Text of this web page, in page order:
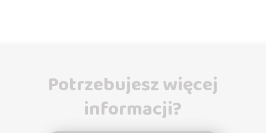
Potrzebujesz więcej
informacji?